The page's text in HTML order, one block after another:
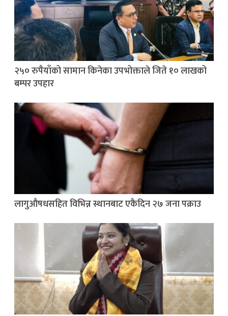
२५० रुपैयाँको सामान किनेका उपभोक्ताले जिते १० लाखको
बम्पर उपहार
लागुऔषधसहित विभिन्न स्थानबाट एकैदिन २७ जना पक्राउ